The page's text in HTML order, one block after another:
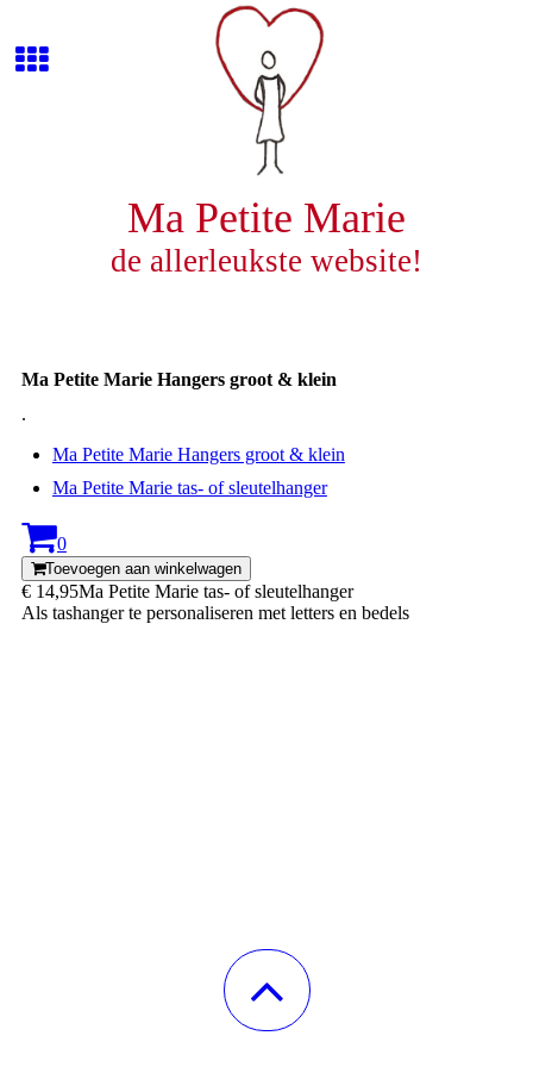
Ma Petite Marie
de allerleukste website!
Ma Petite Marie Hangers groot & klein
.
Ma Petite Marie Hangers groot & klein
Ma Petite Marie tas- of sleutelhanger
0
Toevoegen aan winkelwagen
€ 14,95Ma Petite Marie tas- of sleutelhanger
Als tashanger te personaliseren met letters en bedels